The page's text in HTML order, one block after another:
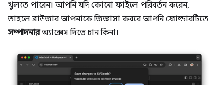
খুলতে পারেন। আপনি যদি কোনো ফাইলে পরিবর্তন করেন,
তাহলে ব্রাউজার আপনাকে জিজ্ঞাসা করবে আপনি ফোল্ডারটিতে
সম্পাদনারঅ্যাক্সেস দিতে চান কিনা।